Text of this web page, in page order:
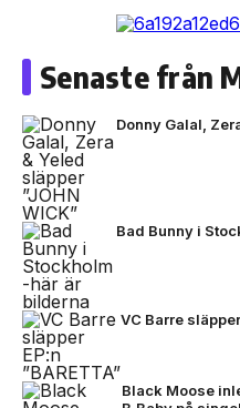
Senaste från
Donny Galal,
Bad Bunny i
VC Barre
Black Moose